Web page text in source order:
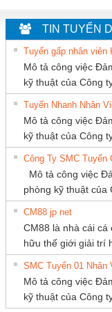
Le An Toàn
Contact
– PSR-
SCP-
FSP/2X1/1X2
sát chuỗi
tấm pin
16I+
(2502520000)
Bộ
1K5 L
Bộ
điện
Cty TNHH TM QC
Ba Miền
CÔNG TY TNHH
KINH DOANH
DỊCH VỤ XNK
PHƯƠNG NAM
TIN TUYỂN
Mô tả công việc
kỹ thuật của Công ty
Tuyển Nhanh Nhân
Mô tả công việc
kỹ thuật của Công ty
Mô tả công việc
phòng kỹ thuật của
CM88 jp net
CM88 là nhà cái
hữu thế giới giải trí
SMC Tuyển 01 Nhân
Mô tả công việc
kỹ thuật của Công ty